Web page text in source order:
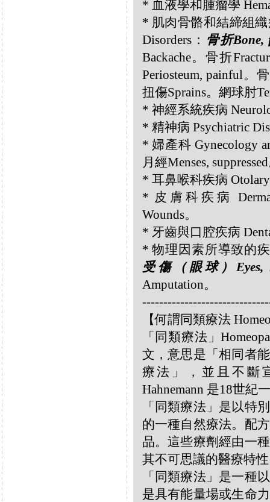
* 血液學和腫瘤學
* 肌肉骨骼和結締組織
Disorders： 骨折Bone,
Backache。骨折
Periosteum, painful。
扭傷Sprains。網球肘
* 神經系統疾病
* 精神病 Psychiatric
* 婦產科 Gynecology
月經Menses,
* 耳鼻喉科疾病
* 皮膚科疾病
Wounds。
* 牙齒與口腔疾病
* 物理因素所導致的疾
受傷（眼球）Eyes,
Amputation。
【何謂同類療法
「同類療法」
文，意思是「相同者
療法」，並且不斷
Hahnemann 是18世紀
「同類療法」是以特
的一種自然療法。配
品。這些療劑經由一
其不可思議的醫療特
「同類療法」是一種
是具有能量場或生命